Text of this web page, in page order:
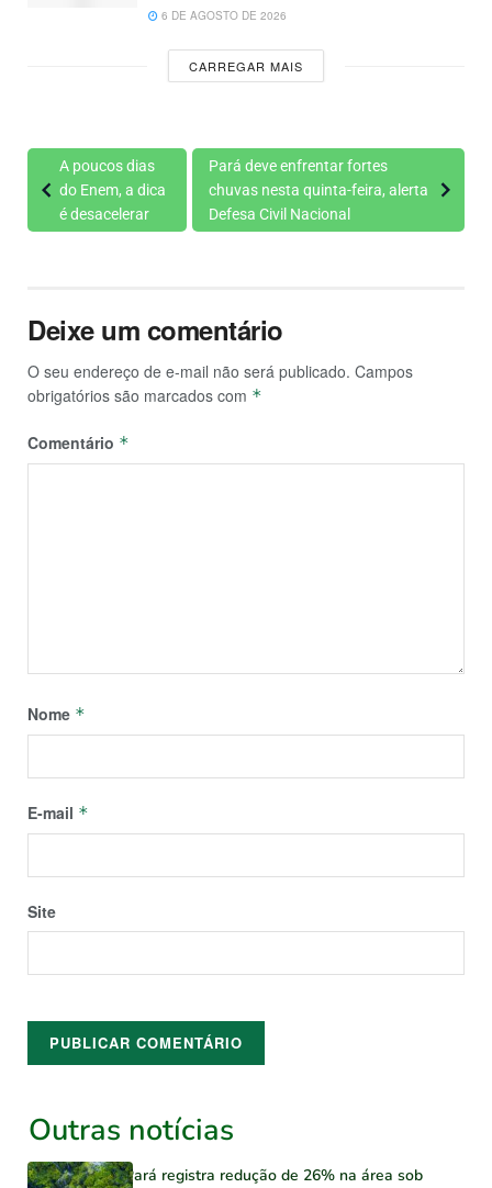
6 DE AGOSTO DE 2026
CARREGAR MAIS
A poucos dias
do Enem, a dica
é desacelerar
Pará deve enfrentar fortes
chuvas nesta quinta-feira, alerta
Defesa Civil Nacional
Deixe um comentário
O seu endereço de e-mail não será publicado. Campos
obrigatórios são marcados com *
Comentário *
Nome *
E-mail *
Site
Outras notícias
Pará registra redução de 26% na área sob